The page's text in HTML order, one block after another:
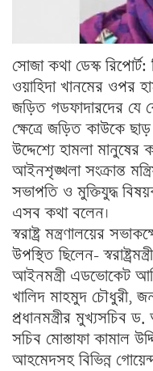
সোজা কথা ডেস্ক
ওয়াহিদা খানমের ওপর
জড়িত গডফাদারদের যে
ক্ষেত্রে জড়িত কাউকে
উদ্দেশ্যে হামলা মানুষের
আইনশৃঙ্খলা সংক্রান্ত
সভাপতি ও মুক্তিযুদ্ধ
এসব কথা বলেন।
স্বরাষ্ট্র মন্ত্রণালয়ের
উপস্থিত ছিলেন-
আইনমন্ত্রী এডভোকেট
খালিদ মাহমুদ চৌধুরী,
প্রধানমন্ত্রীর মুখ্যসচিব
সচিব মোস্তাফা কামাল
আহমেদসহ বিভিন্ন